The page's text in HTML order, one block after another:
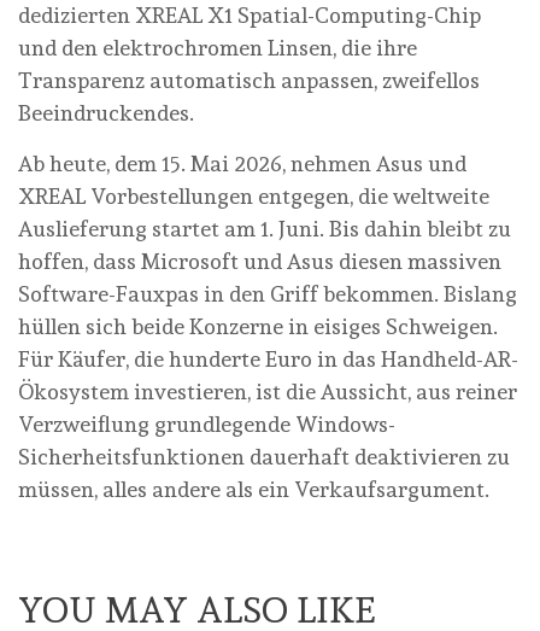
dedizierten XREAL X1 Spatial-Computing-Chip
und den elektrochromen Linsen, die ihre
Transparenz automatisch anpassen, zweifellos
Beeindruckendes.
Ab heute, dem 15. Mai 2026, nehmen Asus und
XREAL Vorbestellungen entgegen, die weltweite
Auslieferung startet am 1. Juni. Bis dahin bleibt zu
hoffen, dass Microsoft und Asus diesen massiven
Software-Fauxpas in den Griff bekommen. Bislang
hüllen sich beide Konzerne in eisiges Schweigen.
Für Käufer, die hunderte Euro in das Handheld-AR-
Ökosystem investieren, ist die Aussicht, aus reiner
Verzweiflung grundlegende Windows-
Sicherheitsfunktionen dauerhaft deaktivieren zu
müssen, alles andere als ein Verkaufsargument.
YOU MAY ALSO LIKE